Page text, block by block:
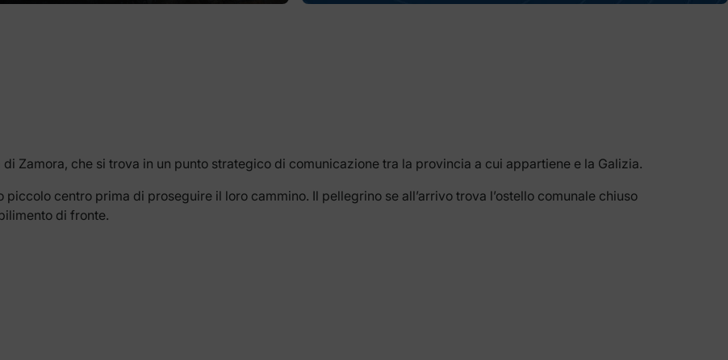
Zamora, che si trova in un punto strategico di comunicazione tra la provincia a cui appartiene e la Galizia.
centro prima di proseguire il loro cammino. Il pellegrino se all’arrivo trova l’ostello comunale chiuso
di fronte.